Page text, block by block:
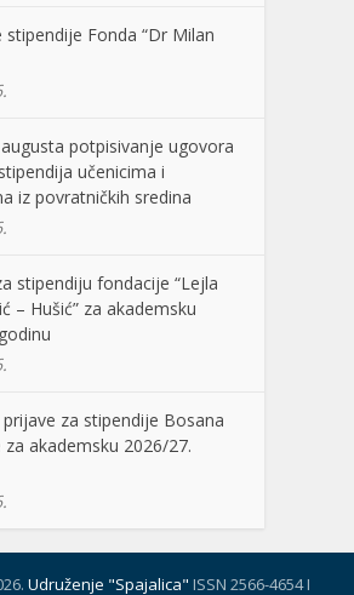
stipendije Fonda “Dr Milan
potpisivanje ugovora
učenicima i
iz povratničkih sredina
stipendiju fondacije “Lejla
– Hušić” za akademsku
za stipendije Bosana
za akademsku 2026/27.
Udruženje "Spajalica" ISSN 2566-4654 I